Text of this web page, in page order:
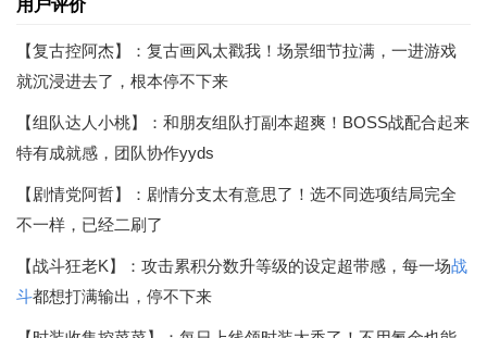
用户评价
【复古控阿杰】：复古画风太戳我！场景细节拉满，一进游戏
就沉浸进去了，根本停不下来
【组队达人小桃】：和朋友组队打副本超爽！BOSS战配合起来
特有成就感，团队协作yyds
【剧情党阿哲】：剧情分支太有意思了！选不同选项结局完全
不一样，已经二刷了
【战斗狂老K】：攻击累积分数升等级的设定超带感，每一场战
斗都想打满输出，停不下来